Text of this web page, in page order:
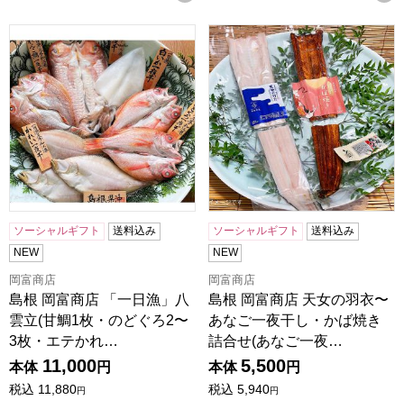
島根 岡富商店 「一日漁」八雲立(甘鯛1枚・のどぐろ2〜3
ソーシャルギフト
送料込み
NEW
岡富商店
島根 岡富商店 「一日漁」八
雲立(甘鯛1枚・のどぐろ2〜
3枚・エテかれ…
本体 11,000円
税込 11,880円
島根 岡富商店 天女の羽衣〜
ソーシャルギフト
送料込み
NEW
岡富商店
島根 岡富商店 天女の羽衣〜
あなご一夜干し・かば焼き
詰合せ(あなご一夜…
本体 5,500円
税込 5,940円